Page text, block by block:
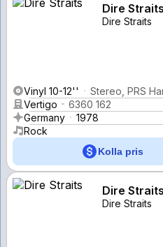
Dire Straits
Dire Straits
Vinyl 10-12''
Stereo, PRS
Vertigo
6360 162
Germany
1978
Rock
Kolla pris
Dire Straits
Dire Straits